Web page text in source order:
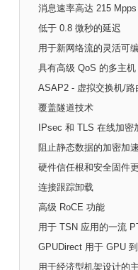
消息速率高达 215 Mpps
低于 0.8 微秒的延迟
用于新网络流的灵活可
具有高级 QoS 的多主机
ASAP2 - 虚拟交换机/路
覆盖隧道技术
IPsec 和 TLS 在线加密
阻止静态数据的加密加速
硬件信任根和安全固件
连接跟踪卸载
高级 RoCE 功能
用于 TSN 应用的一流
GPUDirect 用于 GPU
用于经济型机架设计的